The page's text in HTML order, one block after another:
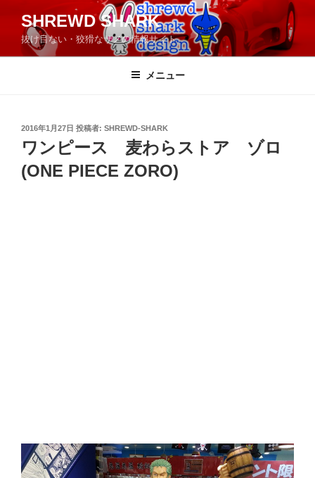
ン
SHREWD SHARK
抜け目ない・狡猾なサメの情報サイト
メニュー
投
稿
日:
2016年1月27日 投稿者: SHREWD-SHARK
ワンピース 麦わらストア ゾロ
(ONE PIECE ZORO)